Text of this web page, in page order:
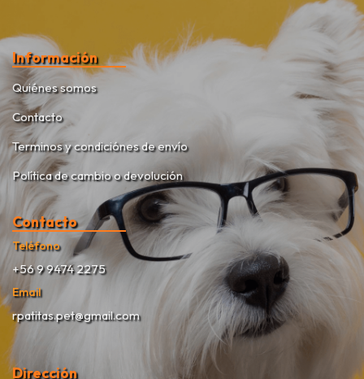
Información
Quiénes somos
Contacto
Terminos y condiciónes de envío
Política de cambio o devolución
Contacto
Teléfono
+56 9 9474 2275
Email
rpatitas.pet@gmail.com
Dirección